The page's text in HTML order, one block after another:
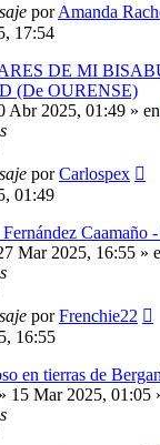
porAmanda
17:54
DE MI
(De OURENSE)
Abr 2025, 01:49 » en
porCarlospex
01:49
Caamaño
Mar 2025, 16:55 »
porFrenchie22
16:55
en tierras de
» 15 Mar 2025, 01:05